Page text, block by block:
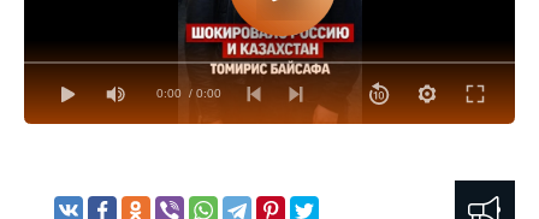
0:00 / 0:00